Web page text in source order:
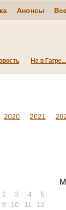
Анонсы
Не в Гагре...
2020 2021
2 3 4
5
9 10 11
12